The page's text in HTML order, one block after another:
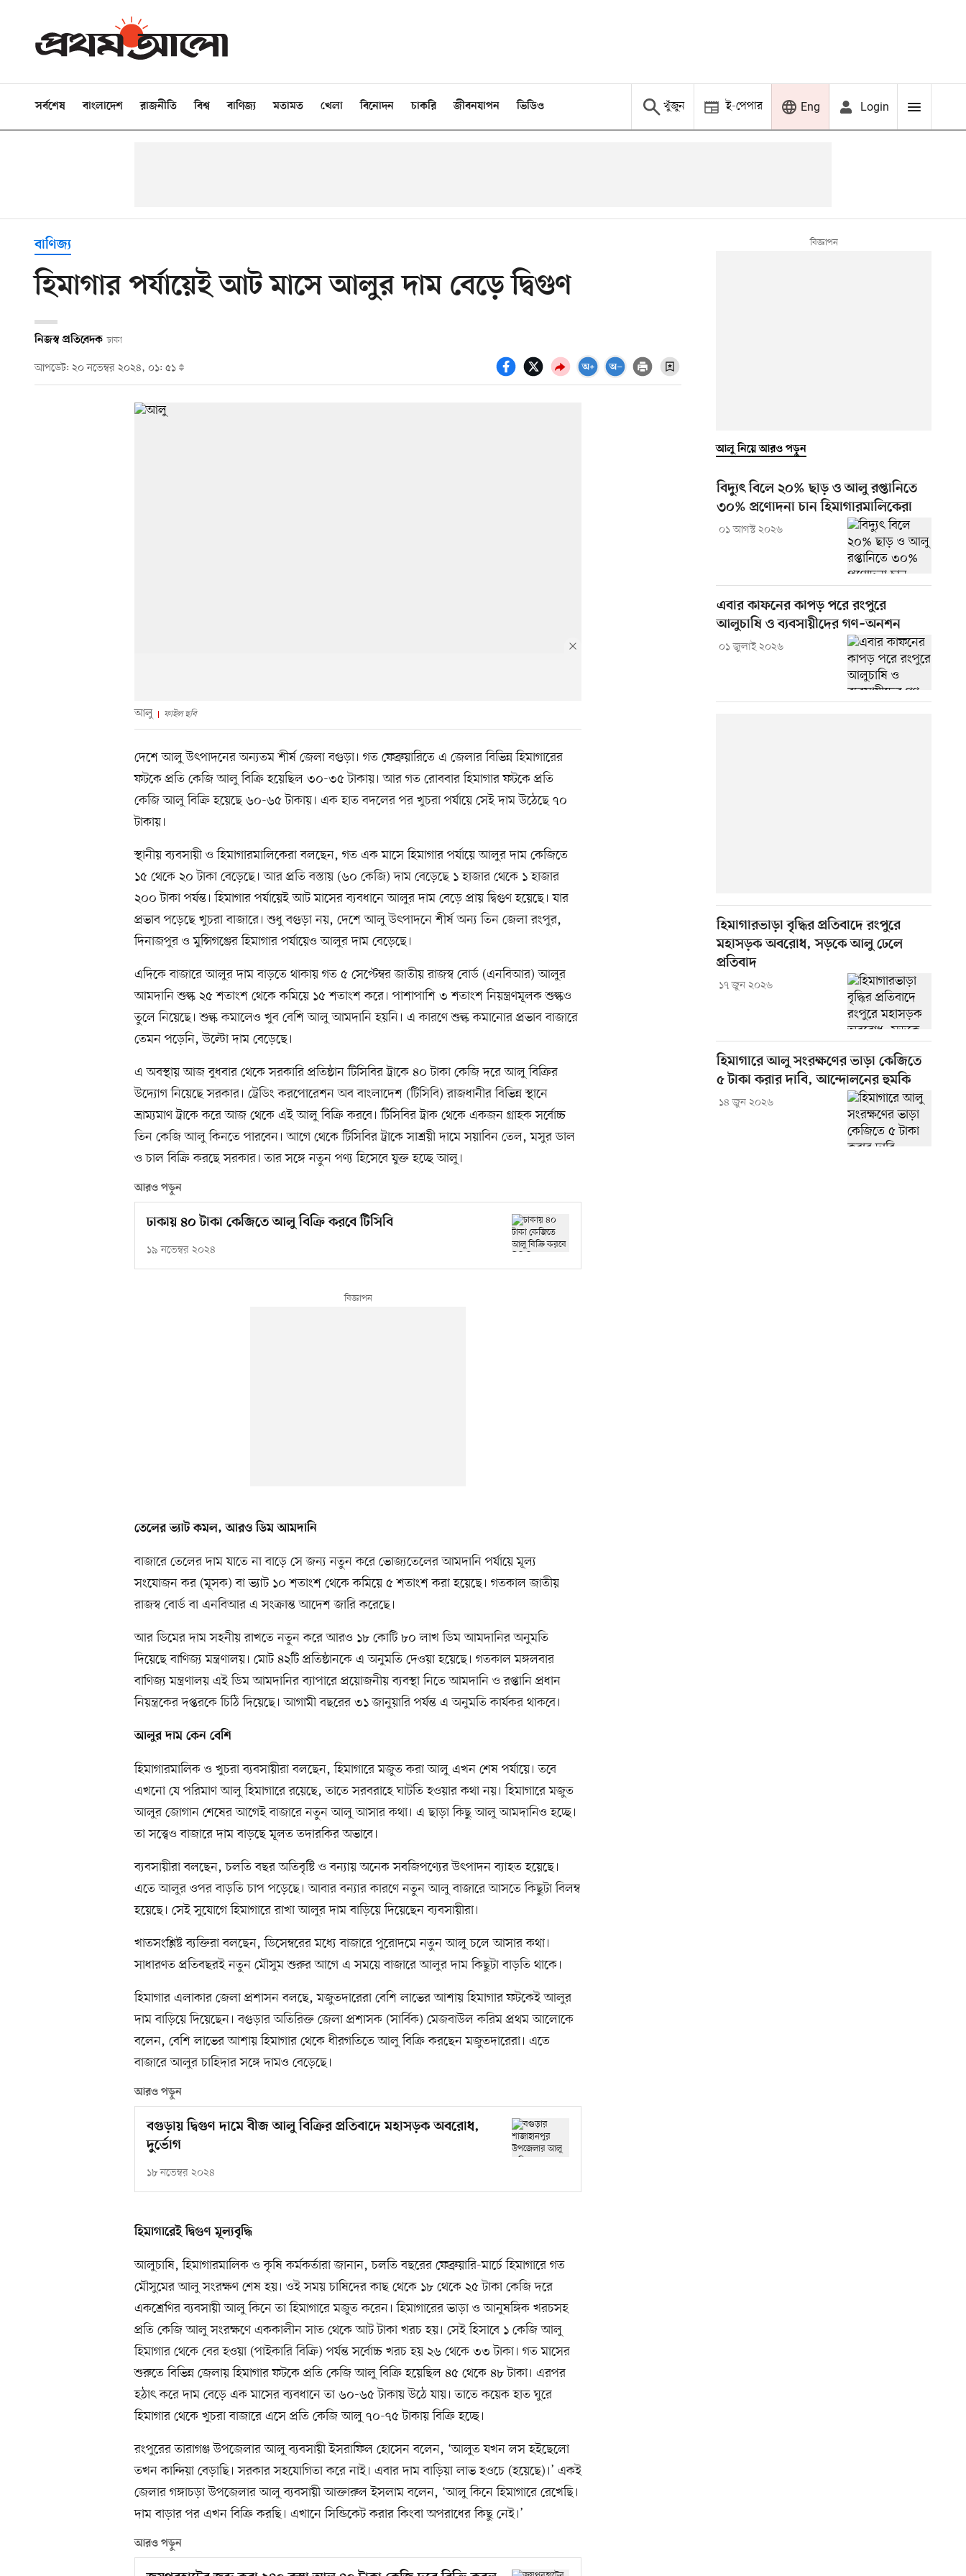
সর্বশেষ বাংলাদেশ রাজনীতি বিশ্ব বাণিজ্য মতামত খেলা বিনোদন চাকরি জীবনযাপন ভিডিও খুঁজুন ই-পেপার Eng Login
বাণিজ্য
হিমাগার পর্যায়েই আট মাসে আলুর দাম বেড়ে দ্বিগুণ
নিজস্ব প্রতিবেদক ঢাকা
আপডেট: ২০ নভেম্বর ২০২৪, ০১: ৫১
আলু ফাইল ছবি
দেশে আলু উৎপাদনের অন্যতম শীর্ষ জেলা বগুড়া। গত ফেব্রুয়ারিতে এ জেলার বিভিন্ন হিমাগারের
ফটকে প্রতি কেজি আলু বিক্রি হয়েছিল ৩০-৩৫ টাকায়। আর গত রোববার হিমাগার ফটকে প্রতি
কেজি আলু বিক্রি হয়েছে ৬০-৬৫ টাকায়। এক হাত বদলের পর খুচরা পর্যায়ে সেই দাম উঠেছে ৭০
টাকায়।
স্থানীয় ব্যবসায়ী ও হিমাগারমালিকেরা বলছেন, গত এক মাসে হিমাগার পর্যায়ে আলুর দাম কেজিতে
১৫ থেকে ২০ টাকা বেড়েছে। আর প্রতি বস্তায় (৬০ কেজি) দাম বেড়েছে ১ হাজার থেকে ১ হাজার
২০০ টাকা পর্যন্ত। হিমাগার পর্যায়েই আট মাসের ব্যবধানে আলুর দাম বেড়ে প্রায় দ্বিগুণ হয়েছে। যার
প্রভাব পড়েছে খুচরা বাজারে। শুধু বগুড়া নয়, দেশে আলু উৎপাদনে শীর্ষ অন্য তিন জেলা রংপুর,
দিনাজপুর ও মুন্সিগঞ্জের হিমাগার পর্যায়েও আলুর দাম বেড়েছে।
এদিকে বাজারে আলুর দাম বাড়তে থাকায় গত ৫ সেপ্টেম্বর জাতীয় রাজস্ব বোর্ড (এনবিআর) আলুর
আমদানি শুল্ক ২৫ শতাংশ থেকে কমিয়ে ১৫ শতাংশ করে। পাশাপাশি ৩ শতাংশ নিয়ন্ত্রণমূলক শুল্কও
তুলে নিয়েছে। শুল্ক কমালেও খুব বেশি আলু আমদানি হয়নি। এ কারণে শুল্ক কমানোর প্রভাব বাজারে
তেমন পড়েনি, উল্টো দাম বেড়েছে।
এ অবস্থায় আজ বুধবার থেকে সরকারি প্রতিষ্ঠান টিসিবির ট্রাকে ৪০ টাকা কেজি দরে আলু বিক্রির
উদ্যোগ নিয়েছে সরকার। ট্রেডিং করপোরেশন অব বাংলাদেশ (টিসিবি) রাজধানীর বিভিন্ন স্থানে
ভ্রাম্যমাণ ট্রাকে করে আজ থেকে এই আলু বিক্রি করবে। টিসিবির ট্রাক থেকে একজন গ্রাহক সর্বোচ্চ
তিন কেজি আলু কিনতে পারবেন। আগে থেকে টিসিবির ট্রাকে সাশ্রয়ী দামে সয়াবিন তেল, মসুর ডাল
ও চাল বিক্রি করছে সরকার। তার সঙ্গে নতুন পণ্য হিসেবে যুক্ত হচ্ছে আলু।
আরও পড়ুন
ঢাকায় ৪০ টাকা কেজিতে আলু বিক্রি করবে টিসিবি
১৯ নভেম্বর ২০২৪
তেলের ভ্যাট কমল, আরও ডিম আমদানি
বাজারে তেলের দাম যাতে না বাড়ে সে জন্য নতুন করে ভোজ্যতেলের আমদানি পর্যায়ে মূল্য
সংযোজন কর (মূসক) বা ভ্যাট ১০ শতাংশ থেকে কমিয়ে ৫ শতাংশ করা হয়েছে। গতকাল জাতীয়
রাজস্ব বোর্ড বা এনবিআর এ সংক্রান্ত আদেশ জারি করেছে।
আর ডিমের দাম সহনীয় রাখতে নতুন করে আরও ১৮ কোটি ৮০ লাখ ডিম আমদানির অনুমতি
দিয়েছে বাণিজ্য মন্ত্রণালয়। মোট ৪২টি প্রতিষ্ঠানকে এ অনুমতি দেওয়া হয়েছে। গতকাল মঙ্গলবার
বাণিজ্য মন্ত্রণালয় এই ডিম আমদানির ব্যাপারে প্রয়োজনীয় ব্যবস্থা নিতে আমদানি ও রপ্তানি প্রধান
নিয়ন্ত্রকের দপ্তরকে চিঠি দিয়েছে। আগামী বছরের ৩১ জানুয়ারি পর্যন্ত এ অনুমতি কার্যকর থাকবে।
আলুর দাম কেন বেশি
হিমাগারমালিক ও খুচরা ব্যবসায়ীরা বলছেন, হিমাগারে মজুত করা আলু এখন শেষ পর্যায়ে। তবে
এখনো যে পরিমাণ আলু হিমাগারে রয়েছে, তাতে সরবরাহে ঘাটতি হওয়ার কথা নয়। হিমাগারে মজুত
আলুর জোগান শেষের আগেই বাজারে নতুন আলু আসার কথা। এ ছাড়া কিছু আলু আমদানিও হচ্ছে।
তা সত্ত্বেও বাজারে দাম বাড়ছে মূলত তদারকির অভাবে।
ব্যবসায়ীরা বলছেন, চলতি বছর অতিবৃষ্টি ও বন্যায় অনেক সবজিপণ্যের উৎপাদন ব্যাহত হয়েছে।
এতে আলুর ওপর বাড়তি চাপ পড়েছে। আবার বন্যার কারণে নতুন আলু বাজারে আসতে কিছুটা বিলম্ব
হয়েছে। সেই সুযোগে হিমাগারে রাখা আলুর দাম বাড়িয়ে দিয়েছেন ব্যবসায়ীরা।
খাতসংশ্লিষ্ট ব্যক্তিরা বলছেন, ডিসেম্বরের মধ্যে বাজারে পুরোদমে নতুন আলু চলে আসার কথা।
সাধারণত প্রতিবছরই নতুন মৌসুম শুরুর আগে এ সময়ে বাজারে আলুর দাম কিছুটা বাড়তি থাকে।
হিমাগার এলাকার জেলা প্রশাসন বলছে, মজুতদারেরা বেশি লাভের আশায় হিমাগার ফটকেই আলুর
দাম বাড়িয়ে দিয়েছেন। বগুড়ার অতিরিক্ত জেলা প্রশাসক (সার্বিক) মেজবাউল করিম প্রথম আলোকে
বলেন, বেশি লাভের আশায় হিমাগার থেকে ধীরগতিতে আলু বিক্রি করছেন মজুতদারেরা। এতে
বাজারে আলুর চাহিদার সঙ্গে দামও বেড়েছে।
আরও পড়ুন
বগুড়ায় দ্বিগুণ দামে বীজ আলু বিক্রির প্রতিবাদে মহাসড়ক অবরোধ,
দুর্ভোগ
১৮ নভেম্বর ২০২৪
হিমাগারেই দ্বিগুণ মূল্যবৃদ্ধি
আলুচাষি, হিমাগারমালিক ও কৃষি কর্মকর্তারা জানান, চলতি বছরের ফেব্রুয়ারি-মার্চে হিমাগারে গত
মৌসুমের আলু সংরক্ষণ শেষ হয়। ওই সময় চাষিদের কাছ থেকে ১৮ থেকে ২৫ টাকা কেজি দরে
একশ্রেণির ব্যবসায়ী আলু কিনে তা হিমাগারে মজুত করেন। হিমাগারের ভাড়া ও আনুষঙ্গিক খরচসহ
প্রতি কেজি আলু সংরক্ষণে এককালীন সাত থেকে আট টাকা খরচ হয়। সেই হিসাবে ১ কেজি আলু
হিমাগার থেকে বের হওয়া (পাইকারি বিক্রি) পর্যন্ত সর্বোচ্চ খরচ হয় ২৬ থেকে ৩৩ টাকা। গত মাসের
শুরুতে বিভিন্ন জেলায় হিমাগার ফটকে প্রতি কেজি আলু বিক্রি হয়েছিল ৪৫ থেকে ৪৮ টাকা। এরপর
হঠাৎ করে দাম বেড়ে এক মাসের ব্যবধানে তা ৬০-৬৫ টাকায় উঠে যায়। তাতে কয়েক হাত ঘুরে
হিমাগার থেকে খুচরা বাজারে এসে প্রতি কেজি আলু ৭০-৭৫ টাকায় বিক্রি হচ্ছে।
রংপুরের তারাগঞ্জ উপজেলার আলু ব্যবসায়ী ইসরাফিল হোসেন বলেন, ‘আলুত যখন লস হইছেলো
তখন কান্দিয়া বেড়াছি। সরকার সহযোগিতা করে নাই। এবার দাম বাড়িয়া লাভ হওচে (হয়েছে)।’ একই
জেলার গঙ্গাচড়া উপজেলার আলু ব্যবসায়ী আক্তারুল ইসলাম বলেন, ‘আলু কিনে হিমাগারে রেখেছি।
দাম বাড়ার পর এখন বিক্রি করছি। এখানে সিন্ডিকেট করার কিংবা অপরাধের কিছু নেই।’
আরও পড়ুন
আলু নিয়ে আরও পড়ুন
বিদ্যুৎ বিলে ২০% ছাড় ও আলু রপ্তানিতে
৩০% প্রণোদনা চান হিমাগারমালিকেরা
০১ আগস্ট ২০২৬
এবার কাফনের কাপড় পরে রংপুরে
আলুচাষি ও ব্যবসায়ীদের গণ–অনশন
০১ জুলাই ২০২৬
হিমাগারভাড়া বৃদ্ধির প্রতিবাদে রংপুরে
মহাসড়ক অবরোধ, সড়কে আলু ঢেলে
প্রতিবাদ
১৭ জুন ২০২৬
হিমাগারে আলু সংরক্ষণের ভাড়া কেজিতে
৫ টাকা করার দাবি, আন্দোলনের হুমকি
১৪ জুন ২০২৬